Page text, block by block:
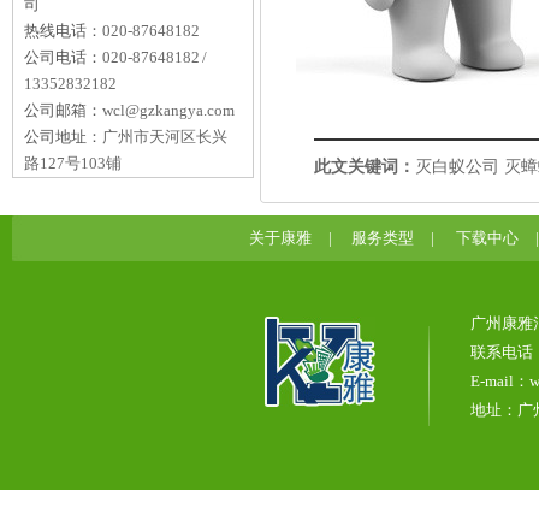
司
热线电话： 020-87648182
公司电话： 020-87648182 /
13352832182
公司邮箱： wcl@gzkangya.com
公司地址： 广州市天河区长兴
路127号103铺
此文关键词： 灭白蚁公司 灭
关于康雅 | 服务类型 | 下载中心 |
广州康雅
联系电话
E-mail：
地址：广